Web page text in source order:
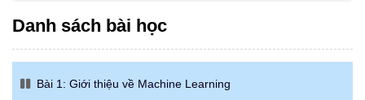
Danh sách bài học
Bài 1: Giới thiệu về Machine Learning